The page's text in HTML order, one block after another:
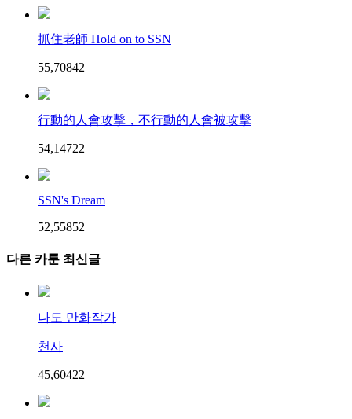
抓住老師 Hold on to SSN
55,70842
行動的人會攻擊，不行動的人會被攻擊
54,14722
SSN's Dream
52,55852
다른 카툰 최신글
나도 만화작가
천사
45,60422